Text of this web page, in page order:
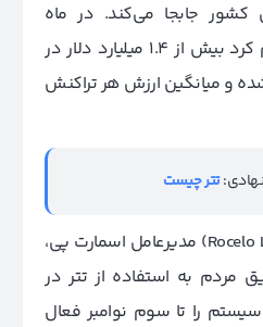
کشور جابجا می‌کند. در ماه
آگوست، این سازمان اعلام کرد بیش از 1.4 میلیارد دلار در
شده و میانگین ارزش هر تراکنش
تتر چیست
به گفته روکلو لوپز (Rocelo Lopes) مدیرعامل اسمارت پی،
به استفاده از تتر در
را تا سوم نوامبر فعال